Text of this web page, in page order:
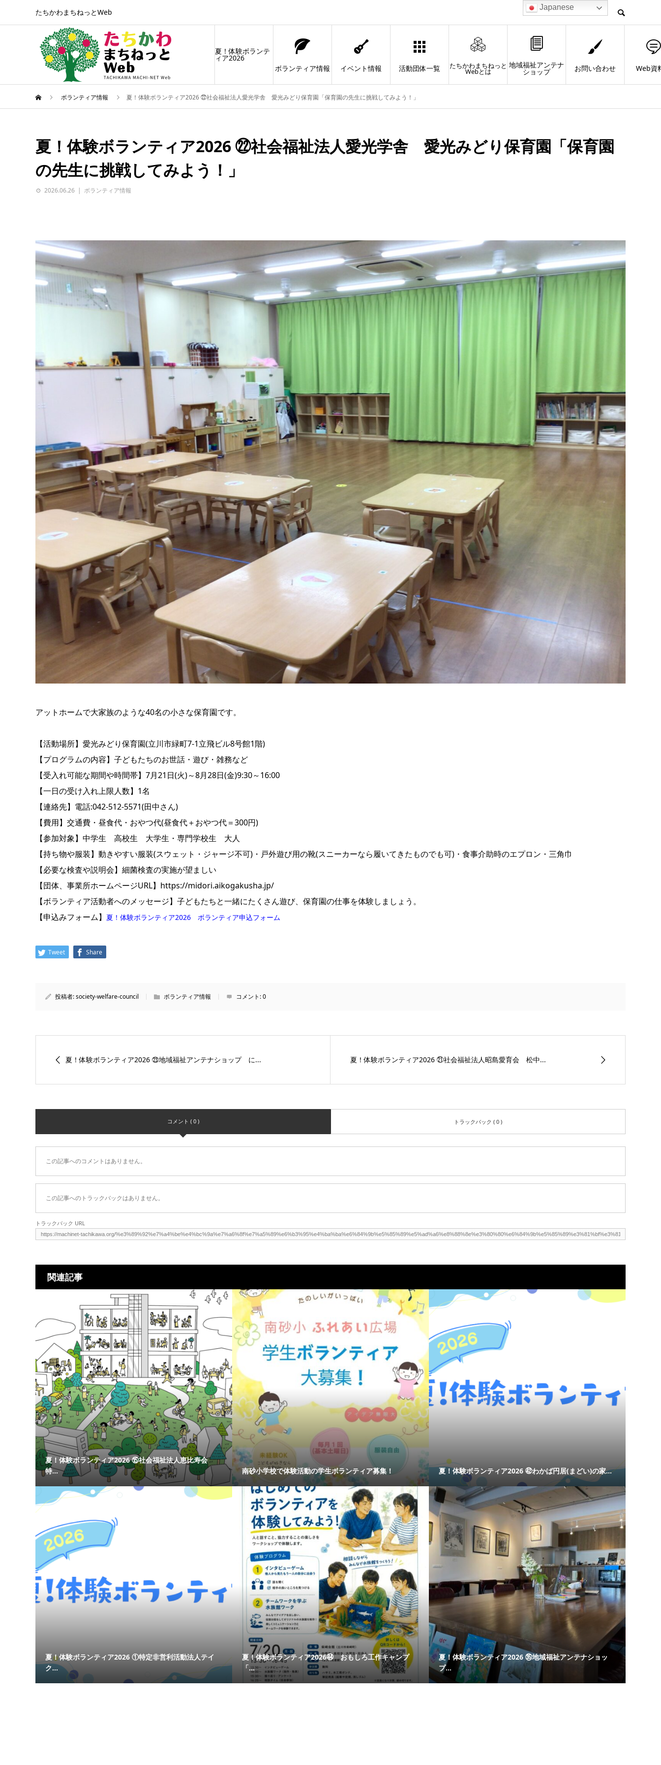
たちかわまちねっとWeb
夏！体験ボランテ
ィア2026
ボランティア情報
イベント情報 活動団体一覧 たちかわまちねっと
Webとは
地域福祉アンテナ
ショップ お問い合わせ Web資
ボランティア情報 夏！体験ボランティア2026 ㉒社会福祉法人愛光学舎 愛光みどり保育園「保育園の先生に挑戦してみよう！」
夏！体験ボランティア2026 ㉒社会福祉法人愛光学舎 愛光みどり保育園「保育園
の先生に挑戦してみよう！」
2026.06.26 ボランティア情報
アットホームで大家族のような40名の小さな保育園です。
【活動場所】愛光みどり保育園(立川市緑町7-1立飛ビル8号館1階)
【プログラムの内容】子どもたちのお世話・遊び・雑務など
【受入れ可能な期間や時間帯】7月21日(火)～8月28日(金)9:30～16:00
【一日の受け入れ上限人数】1名
【連絡先】電話:042-512-5571(田中さん)
【費用】交通費・昼食代・おやつ代(昼食代＋おやつ代＝300円)
【参加対象】中学生 高校生 大学生・専門学校生 大人
【持ち物や服装】動きやすい服装(スウェット・ジャージ不可)・戸外遊び用の靴(スニーカーなら履いてきたものでも可)・食事介助時のエプロン・三角巾
【必要な検査や説明会】細菌検査の実施が望ましい
【団体、事業所ホームページURL】https://midori.aikogakusha.jp/
【ボランティア活動者へのメッセージ】子どもたちと一緒にたくさん遊び、保育園の仕事を体験しましょう。
【申込みフォーム】 夏！体験ボランティア2026 ボランティア申込フォーム
Tweet Share
投稿者:society-welfare-council ボランティア情報 コメント:0
夏！体験ボランティア2026 ㉓地域福祉アンテナショップ に... 夏！体験ボランティア2026 ㉑社会福祉法人昭島愛育会 松中...
コメント ( 0 ) トラックバック ( 0 )
この記事へのコメントはありません。
この記事へのトラックバックはありません。
トラックバック URL
関連記事
夏！体験ボランティア2026 ⑮社会福祉法人恵比寿会
特...
南砂小学校で体験活動の学生ボランティア募集！ 夏！体験ボランティア2026 ㊷わかば円居(まどい)の家...
夏！体験ボランティア2026 ①特定非営利活動法人テイ
ク...
夏！体験ボランティア2026㊹ おもしろ工作キャンプ
「...
夏！体験ボランティア2026 ㉟地域福祉アンテナショッ
プ...
Japanese